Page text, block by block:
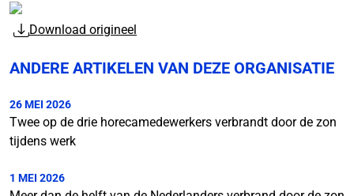
Download origineel
ANDERE ARTIKELEN VAN DEZE ORGANISATIE
26 MEI 2026
Twee op de drie horecamedewerkers verbrandt door de zon
tijdens werk
1 MEI 2026